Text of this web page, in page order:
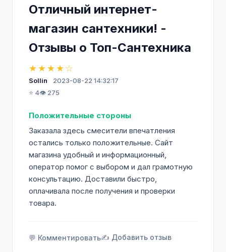
Отличный интернет-
магазин сантехники! -
Отзывы о Топ-Сантехника
★★★★☆
Sollin
2023-08-22 14:32:17
⭐ 4👁️ 275
Положительные стороны
Заказала здесь смесители впечатления
остались только положительные. Сайт
магазина удобный и информационный,
оператор помог с выбором и дал грамотную
консультацию. Доставили быстро,
оплачивала после получения и проверки
товара.
💬 Комментировать✍️ Добавить отзыв